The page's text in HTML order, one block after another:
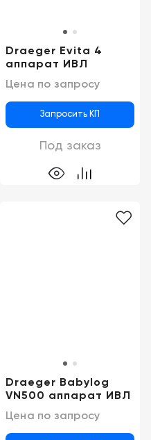
Draeger Evita 4
аппарат ИВЛ
Цена по запросу
Запросить КП
Под заказ
Draeger Babylog
VN500 аппарат ИВЛ
Цена по запросу